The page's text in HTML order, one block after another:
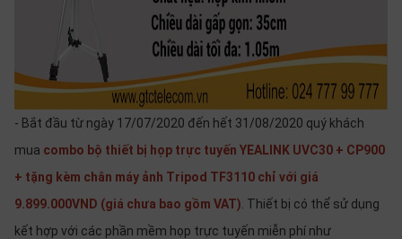
- Bắt đầu từ ngày 17/07/2020 đến hết 31/08/2020 quý khách
mua combo bộ thiết bị họp trực tuyến YEALINK UVC30 + CP900
+ tặng kèm chân máy ảnh Tripod TF3110 chỉ với giá
9.899.000VND (giá chưa bao gồm VAT) . Thiết bị có thể sử dụng
kết hợp với các phần mềm họp trực tuyến miễn phí như